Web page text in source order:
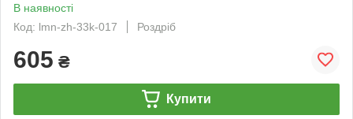
В наявності
Код: lmn-zh-33k-017
Роздріб
605 ₴
Купити